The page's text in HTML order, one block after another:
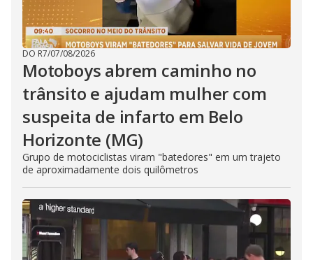
DO R7/07/08/2026
Motoboys abrem caminho no
trânsito e ajudam mulher com
suspeita de infarto em Belo
Horizonte (MG)
Grupo de motociclistas viram "batedores" em um trajeto
de aproximadamente dois quilômetros